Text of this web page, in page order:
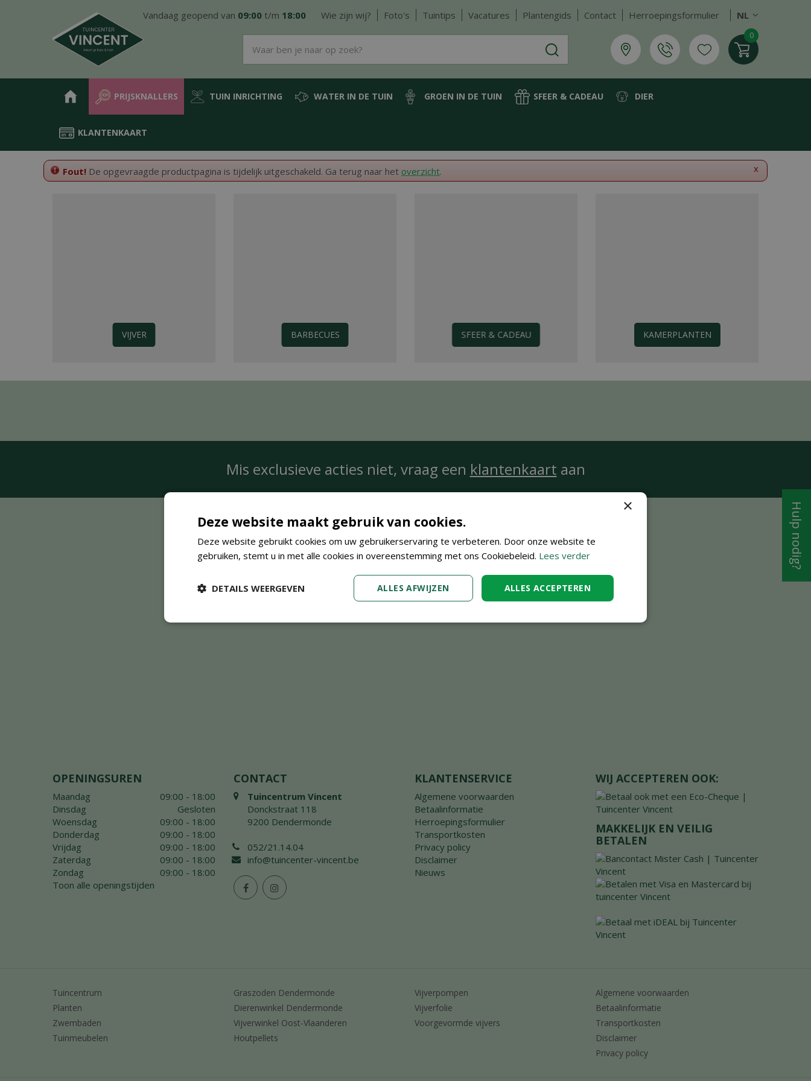
Home
Vandaag geopend van 09:00 t/m 18:00 Wie zijn wij? Foto's Tuintips Vacatures Plantengids Contact Herroepingsformulier NL
PRIJSKNALLERS TUIN INRICHTING WATER IN DE TUIN GROEN IN DE TUIN SFEER & CADEAU DIER
KLANTENKAART
x
Fout! De opgevraagde productpagina is tijdelijk uitgeschakeld. Ga terug naar het overzicht.
VIJVER BARBECUES SFEER & CADEAU KAMERPLANTEN
Mis exclusieve acties niet, vraag een klantenkaart aan
OPENINGSUREN
Maandag
09:00 - 18:00
Dinsdag
Gesloten
Woensdag
09:00 - 18:00
Donderdag
09:00 - 18:00
Vrijdag
09:00 - 18:00
Zaterdag
09:00 - 18:00
Zondag
09:00 - 18:00
Toon alle openingstijden
CONTACT
Tuincentrum Vincent
Donckstraat 118
9200 Dendermonde
052/21.14.04
info@tuincenter-vincent.be
KLANTENSERVICE
Algemene voorwaarden
Betaalinformatie
Herroepingsformulier
Transportkosten
Privacy policy
Disclaimer
Nieuws
WIJ ACCEPTEREN OOK:
MAKKELIJK EN VEILIG
BETALEN
Tuincentrum
Planten
Zwembaden
Tuinmeubelen
Graszoden Dendermonde
Dierenwinkel Dendermonde
Vijverwinkel Oost-Vlaanderen
Houtpellets
Vijverpompen
Vijverfolie
Voorgevormde vijvers
Algemene voorwaarden
Betaalinformatie
Transportkosten
Disclaimer
Privacy policy
Hulp nodig?
×
Deze website maakt gebruik van cookies.
Deze website gebruikt cookies om uw gebruikerservaring te verbeteren. Door onze website te
gebruiken, stemt u in met alle cookies in overeenstemming met ons Cookiebeleid. Lees verder
ALLES ACCEPTEREN
ALLES AFWIJZEN
DETAILS WEERGEVEN